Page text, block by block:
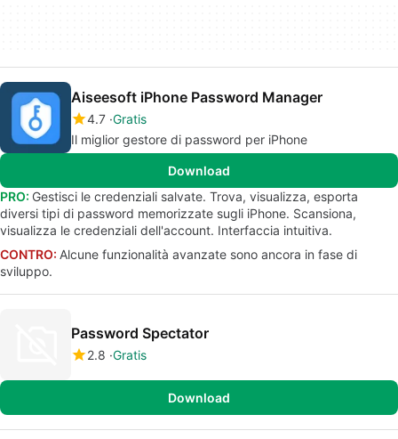
Aiseesoft iPhone Password Manager
4.7 Gratis
Il miglior gestore di password per iPhone
Download
PRO: Gestisci le credenziali salvate. Trova, visualizza, esporta
diversi tipi di password memorizzate sugli iPhone. Scansiona,
visualizza le credenziali dell'account. Interfaccia intuitiva.
CONTRO: Alcune funzionalità avanzate sono ancora in fase di
sviluppo.
Password Spectator
2.8 Gratis
Download